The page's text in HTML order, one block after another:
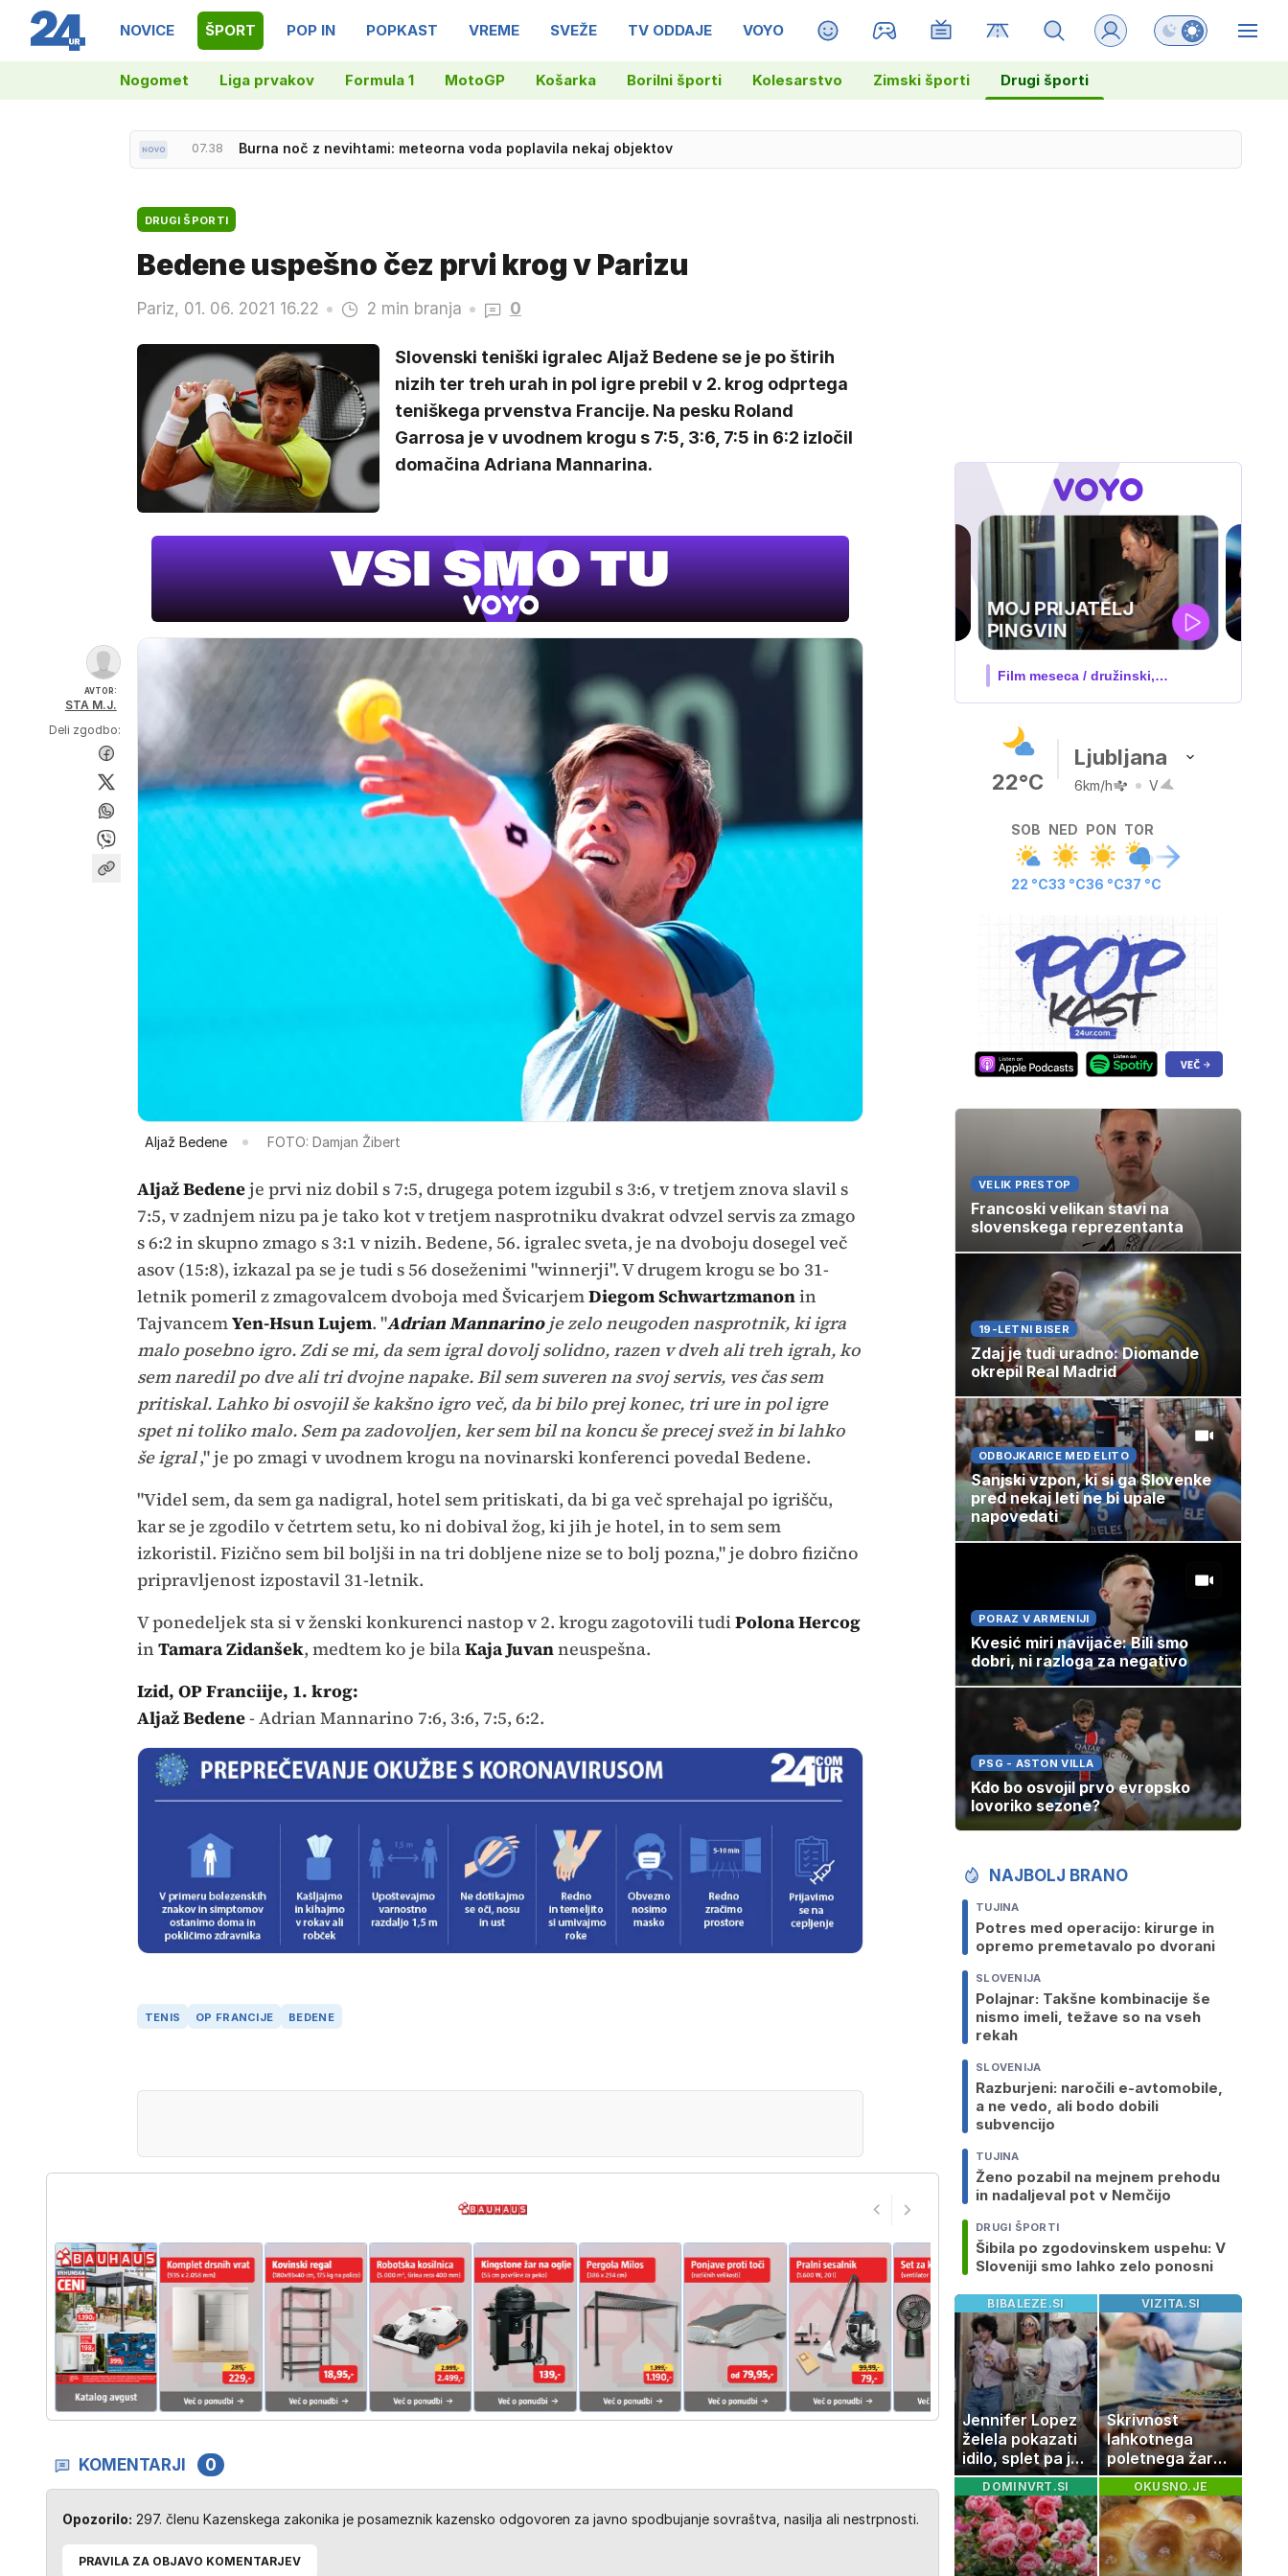
NOVICE ŠPORT POP IN POPKAST VREME SVEŽE TV ODDAJE VOYO MAGAZIN Preklopi barvni
Nogomet Liga prvakov Formula 1 MotoGP Košarka Borilni športi Kolesarstvo Zimski športi Drugi športi
07.38 Burna noč z nevihtami: meteorna voda poplavila nekaj objektov
DRUGI ŠPORTI
Bedene uspešno čez prvi krog v Parizu
Pariz, 01. 06. 2021 16.22 2 min branja 0
Slovenski teniški igralec Aljaž Bedene se je po štirih
nizih ter treh urah in pol igre prebil v 2. krog odprtega
teniškega prvenstva Francije. Na pesku Roland
Garrosa je v uvodnem krogu s 7:5, 3:6, 7:5 in 6:2 izločil
domačina Adriana Mannarina.
AVTOR:
STA M.J.
Deli zgodbo:
Aljaž Bedene FOTO: Damjan Žibert
Aljaž Bedeneje prvi niz dobil s 7:5, drugega potem izgubil s 3:6, v tretjem znova slavil s
7:5, v zadnjem nizu pa je tako kot v tretjem nasprotniku dvakrat odvzel servis za zmago
s 6:2 in skupno zmago s 3:1 v nizih. Bedene, 56. igralec sveta, je na dvoboju dosegel več
asov (15:8), izkazal pa se je tudi s 56 doseženimi "winnerji". V drugem krogu se bo 31-
letnik pomeril z zmagovalcem dvoboja med ŠvicarjemDiegom Schwartzmanonin
TajvancemYen-Hsun Lujem. "Adrian Mannarinoje zelo neugoden nasprotnik, ki igra
malo posebno igro. Zdi se mi, da sem igral dovolj solidno, razen v dveh ali treh igrah, ko
sem naredil po dve ali tri dvojne napake. Bil sem suveren na svoj servis, ves čas sem
pritiskal. Lahko bi osvojil še kakšno igro več, da bi bilo prej konec, tri ure in pol igre
spet ni toliko malo. Sem pa zadovoljen, ker sem bil na koncu še precej svež in bi lahko
še igral," je po zmagi v uvodnem krogu na novinarski konferenci povedal Bedene.
"Videl sem, da sem ga nadigral, hotel sem pritiskati, da bi ga več sprehajal po igrišču,
kar se je zgodilo v četrtem setu, ko ni dobival žog, ki jih je hotel, in to sem sem
izkoristil. Fizično sem bil boljši in na tri dobljene nize se to bolj pozna," je dobro fizično
pripravljenost izpostavil 31-letnik.
V ponedeljek sta si v ženski konkurenci nastop v 2. krogu zagotovili tudiPolona Hercog
inTamara Zidanšek, medtem ko je bilaKaja Juvanneuspešna.
Izid, OP Franciije, 1. krog:
Aljaž Bedene- Adrian Mannarino 7:6, 3:6, 7:5, 6:2.
TENIS OP FRANCIJE BEDENE
KOMENTARJI 0
Opozorilo: 297. členu Kazenskega zakonika je posameznik kazensko odgovoren za javno spodbujanje sovraštva, nasilja ali nestrpnosti.
PRAVILA ZA OBJAVO KOMENTARJEV
Film meseca / družinski,
UEFA
SUPERPOKAL
V živo na VOYO: sreda ob 20.30
22°C
Ljubljana
6km/h V
SOB
22 °C
NED
33 °C
PON
36 °C
TOR
37 °C
VELIK PRESTOP
Francoski velikan stavi na
slovenskega reprezentanta
19-LETNI BISER
Zdaj je tudi uradno: Diomande
okrepil Real Madrid
ODBOJKARICE MED ELITO
Sanjski vzpon, ki si ga Slovenke
pred nekaj leti ne bi upale
napovedati
PORAZ V ARMENIJI
Kvesić miri navijače: Bili smo
dobri, ni razloga za negativo
PSG - ASTON VILLA
Kdo bo osvojil prvo evropsko
lovoriko sezone?
NAJBOLJ BRANO
TUJINA
Potres med operacijo: kirurge in
opremo premetavalo po dvorani
SLOVENIJA
Polajnar: Takšne kombinacije še
nismo imeli, težave so na vseh
rekah
SLOVENIJA
Razburjeni: naročili e-avtomobile,
a ne vedo, ali bodo dobili
subvencijo
TUJINA
Ženo pozabil na mejnem prehodu
in nadaljeval pot v Nemčijo
DRUGI ŠPORTI
Šibila po zgodovinskem uspehu: V
Sloveniji smo lahko zelo ponosni
BIBALEZE.SI
Jennifer Lopez
želela pokazati
idilo, splet pa je
razburila ena
stvar
VIZITA.SI
Skrivnost
lahkotnega
poletnega žara,
po katerem ne
boste
potrebovali
popoldanskega
spanca
DOMINVRT.SI OKUSNO.JE